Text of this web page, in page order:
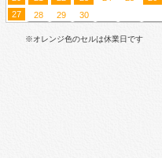
27
28 29 30
※オレンジ色のセルは休業日です